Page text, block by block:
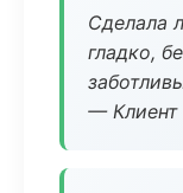
Сделала
гладко,
— Клиент